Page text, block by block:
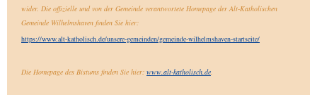
wider. Die offizielle und von der Gemeinde verantwortete Homepage der Alt-Katholischen
Gemeinde Wilhelmshaven finden Sie hier:
https://www.alt-katholisch.de/unsere-gemeinden/gemeinde-wilhelmshaven-startseite/
Die Homepage des Bistums finden Sie hier: www.alt-katholisch.de